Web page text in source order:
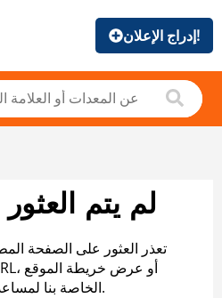
إدراج الإعلان!
لم يتم
تعذر العثور على الصفحة
الخاصة بنا لمساعدتك في العثور على ما تريد.